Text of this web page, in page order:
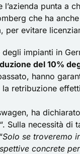
punta a
che ha
per evitare
impianti in
del 10%
hanno
retribuzione
ha
“. Sulla necessità di
Solo se troveremo
concrete